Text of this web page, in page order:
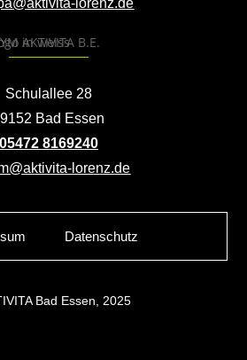
lorenz.de
Schulallee 28
Bad Essen
05472 8169240
lorenz.de
Datenschutz
Bad Essen, 2025